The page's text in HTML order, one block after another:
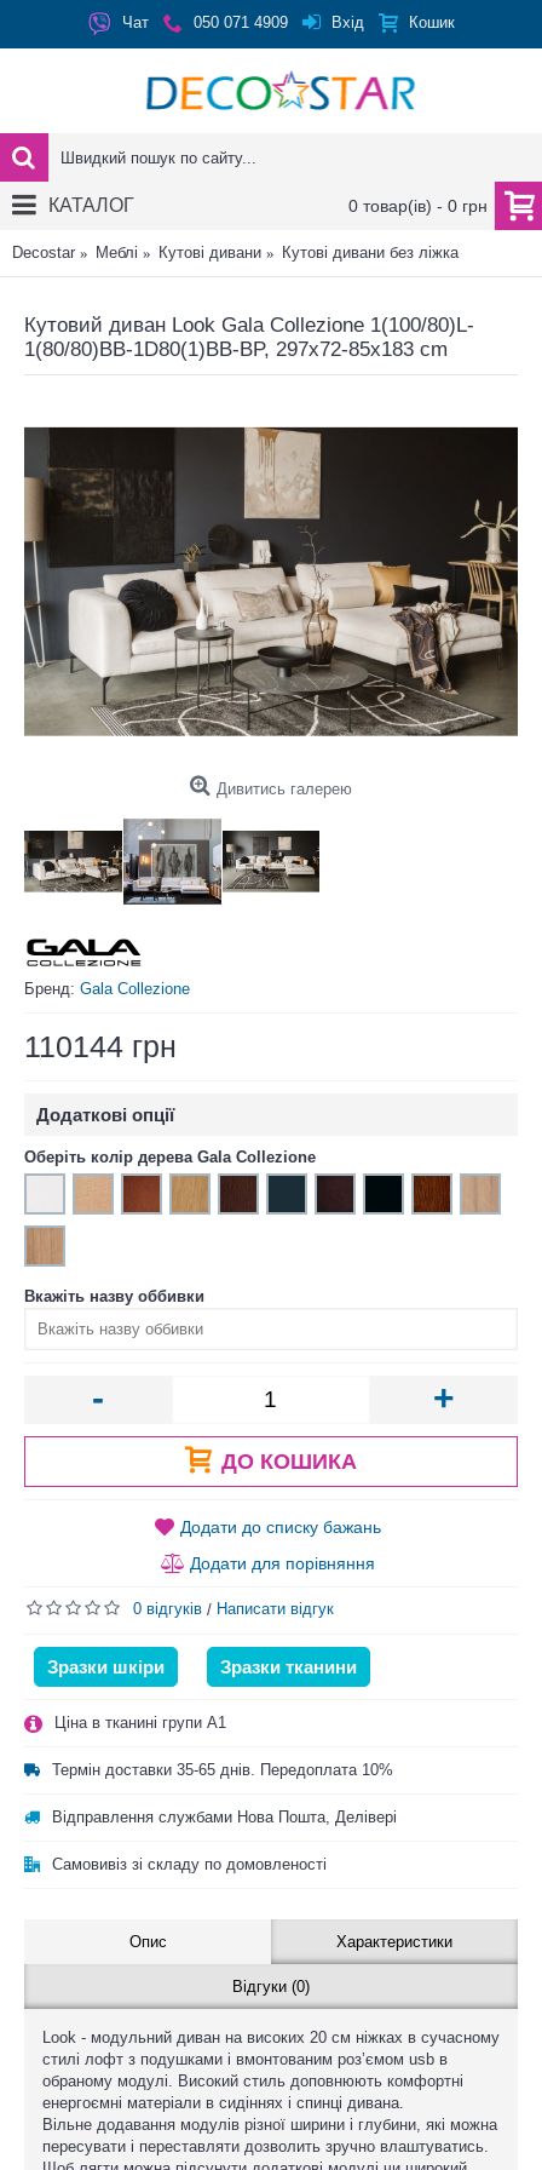
Чат 050 071 4909 Вхід Кошик
0 товар(ів) - 0 грн
КАТАЛОГ
Decostar Меблі Кутові дивани Кутові дивани без ліжка
Кутовий диван Look Gala Collezione 1(100/80)L-
1(80/80)BB-1D80(1)BB-BP, 297x72-85x183 cm
Дивитись галерею
Бренд: Gala Collezione
110144 грн
Додаткові опції
Оберіть колір дерева Gala Collezione
Вкажіть назву оббивки
- +
ДО КОШИКА
Додати до списку бажань
Додати для порівняння
0 відгуків / Написати відгук
Зразки шкіри Зразки тканини
Ціна в тканині групи A1
Термін доставки 35-65 днів. Передоплата 10%
Відправлення службами Нова Пошта, Делівері
Самовивіз зі складу по домовленості
Опис Характеристики
Відгуки (0)
Look - модульний диван на високих 20 см ніжках в сучасному
стилі лофт з подушками і вмонтованим роз’ємом usb в
обраному модулі. Високий стиль доповнюють комфортні
енергоємні матеріали в сидіннях і спинці дивана.
Вільне додавання модулів різної ширини і глубини, які можна
пересувати і переставляти дозволить зручно влаштуватись.